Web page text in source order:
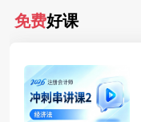
免费好课